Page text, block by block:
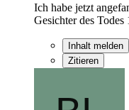
Ich habe jetzt
Gesichter des
Inhalt melden
Zitieren